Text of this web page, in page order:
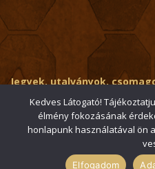
Jegyek, utalványok,
érintő kérdések:
Általános érdeklődés:
© 2006-2026 Székesfehérvári
Kedves Látogató!
élmény fokozásának
honlapunk használatával ön
Elfogadom